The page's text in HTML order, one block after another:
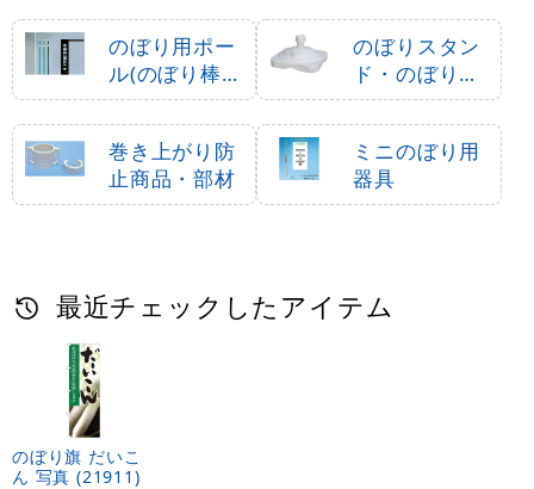
のぼり用ポー
ル(のぼり棒・
竿)
のぼりスタン
ド・のぼり立
て台
巻き上がり防
止商品・部材
ミニのぼり用
器具
最近チェックしたアイテム
のぼり旗 だいこ
ん 写真 (21911)